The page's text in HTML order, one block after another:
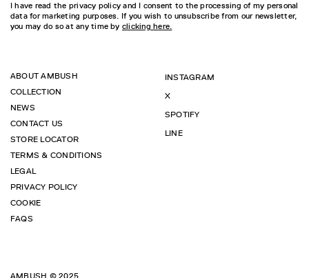
I have read the privacy policy and I consent to the processing of my personal
data for marketing purposes. If you wish to unsubscribe from our newsletter,
you may do so at any time by clicking here.
ABOUT AMBUSH
COLLECTION
NEWS
CONTACT US
STORE LOCATOR
TERMS & CONDITIONS
LEGAL
PRIVACY POLICY
COOKIE
FAQS
INSTAGRAM
X
SPOTIFY
LINE
AMBUSH © 2025